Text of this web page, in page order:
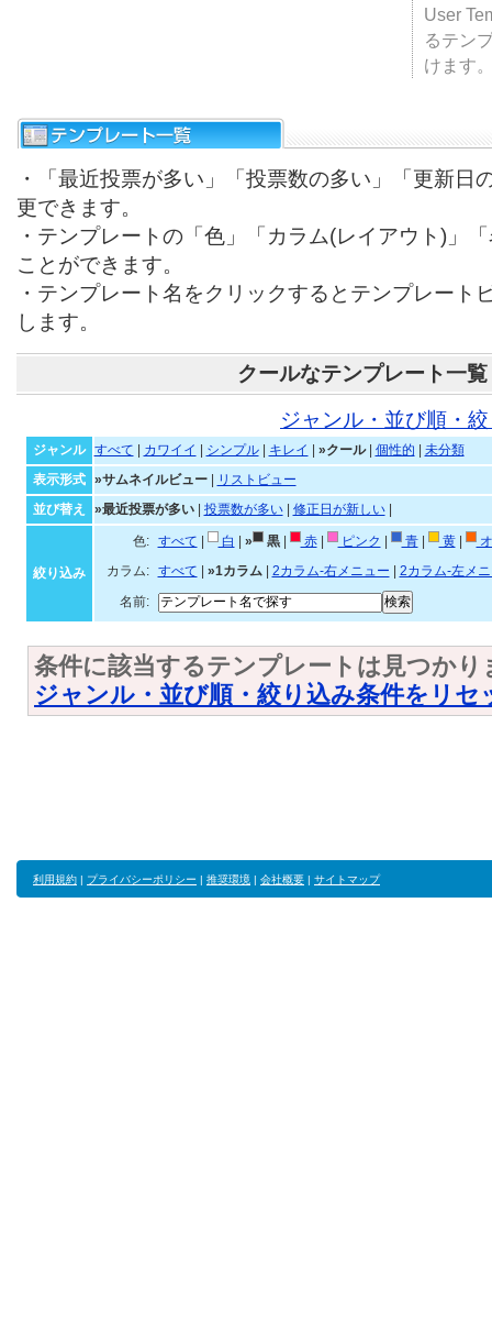
User
るテン
けます
・「最近投票が多い」「投票数の多い」「更新日
更できます。
・テンプレートの「色」「カラム(レイアウト)」
ことができます。
・テンプレート名をクリックするとテンプレート
します。
クールなテンプレート一覧
ジャンル・並び順・
ジャンル すべて カワイイ シンプル| キレイ »クール| 個性的
未分類
表示形式
»サムネイルビュー|
リストビュー
並び替え
»最近投票が多い| 投票数が多い| 修正日が新しい|
絞り込み
色: すべて 白 » 黒| 赤| ピンク 青| 黄|
カラム:
すべて »1カラム| 2カラム-右メニュー
2カラム-左メ
名前:
条件に該当するテンプレートは見つかり
ジャンル・並び順・絞り込み条件をリセ
利用規約 | プライバシーポリシー | 推奨環境 | 会社概要 | サイトマップ